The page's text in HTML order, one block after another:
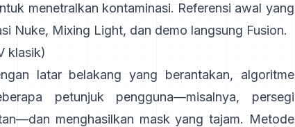
menetralkan kontaminasi. Referensi awal yang
Nuke, Mixing Light, dan demo langsung Fusion.
klasik)
latar belakang yang berantakan, algoritme
petunjuk pengguna—misalnya, persegi
menghasilkan mask yang tajam. Metode